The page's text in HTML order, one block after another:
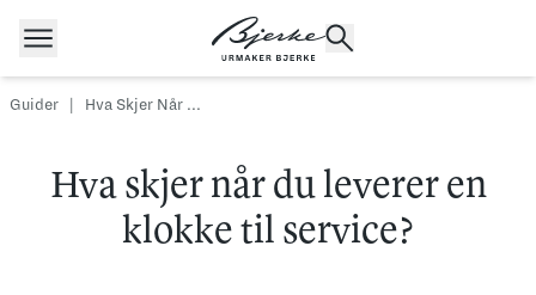
Hopp til innhold
POPULÆRE SØK
Cartier
Guider Hva Skjer Når ...
Hva skjer når du leverer en
klokke til service?